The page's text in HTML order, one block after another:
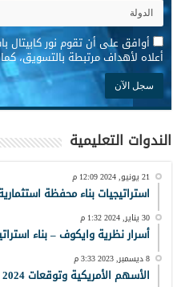
* أوافق على أن تقوم نور كابيتال
أعلاه لأهداف مرتبطة بالتسويق،
الندوات التعليمية
21 يونيو, 2024 12:09 م
استراتيجيات بناء محفظة
30 يناير, 2024 1:32 م
أسرار نظرية وايكوف – بناء
8 ديسمبر, 2023 3:33 م
الأسهم الأمريكية وتوقعات 2024 – استراتيجيات وفرص أهم 5 أسهم